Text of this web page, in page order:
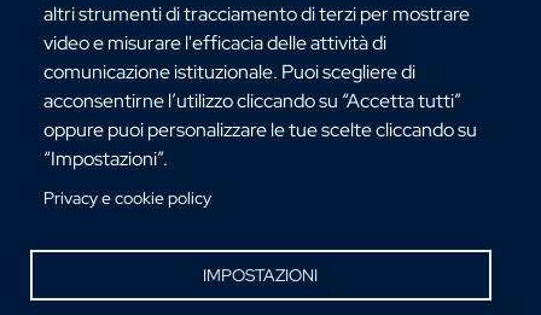
altri strumenti di tracciamento di terzi per mostrare
video e misurare l'efficacia delle attività di
comunicazione istituzionale. Puoi scegliere di
acconsentirne l’utilizzo cliccando su “Accetta tutti”
oppure puoi personalizzare le tue scelte cliccando su
“Impostazioni”.
Privacy e cookie policy
IMPOSTAZIONI
Via dell'Università, 25 - 89124 Reggio Calabria
C.F. 80006510806
URP:urp@unirc.it
PEC:amministrazione@pec.unirc.it
InstagramWhatsapp
FacebookTelegram
Mediterranea di Reggio Calabria